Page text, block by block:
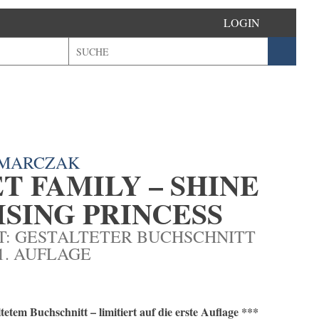
LOGIN
FAMILY – SHINE
PRINCESS
GESTALTETER BUCHSCHNITT
AUFLAGE
Buchschnitt – limitiert auf die erste Auflage ***